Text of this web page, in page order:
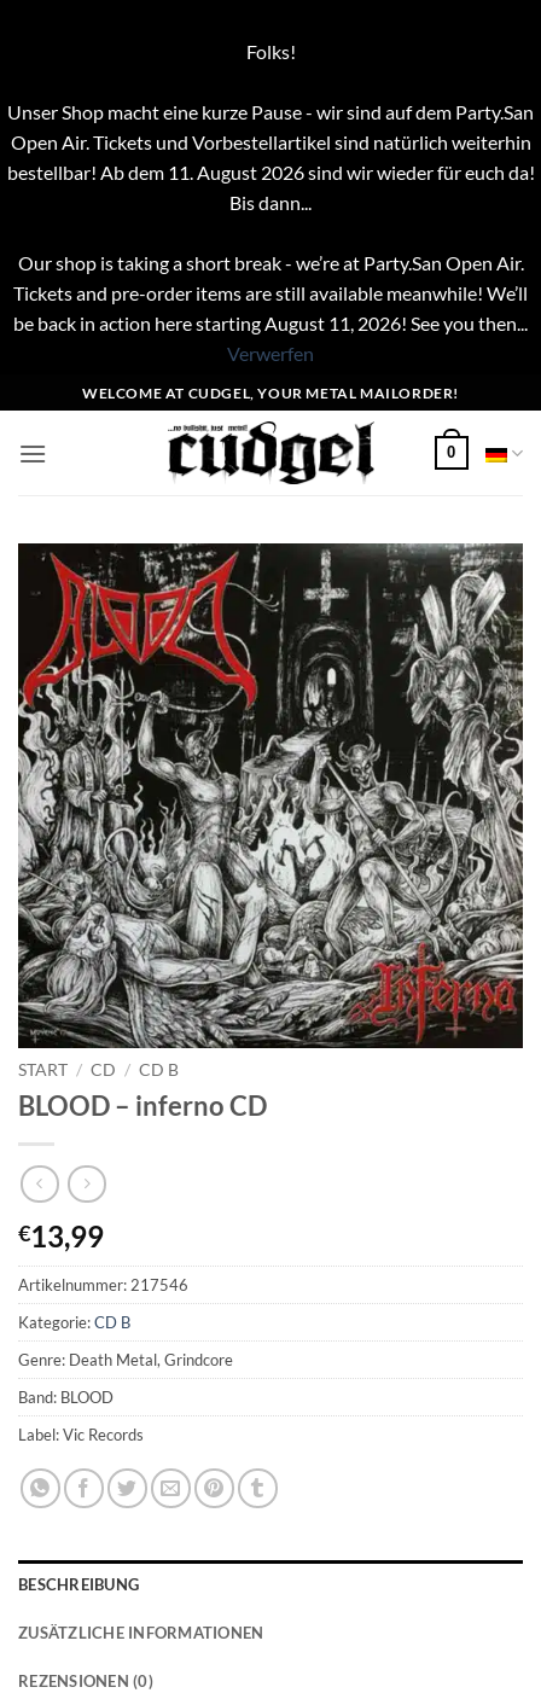
Folks!
Unser Shop macht eine kurze Pause - wir sind auf dem Party.San
Open Air. Tickets und Vorbestellartikel sind natürlich weiterhin
bestellbar! Ab dem 11. August 2026 sind wir wieder für euch da!
Bis dann...
Our shop is taking a short break - we’re at Party.San Open Air.
Tickets and pre-order items are still available meanwhile! We’ll
be back in action here starting August 11, 2026! See you then...
Verwerfen
Inhalt
springen
WELCOME AT CUDGEL, YOUR METAL MAILORDER!
0
START / CD / CD B
BLOOD – inferno CD
€13,99
Artikelnummer:217546
Kategorie:CD B
Genre: Death Metal, Grindcore
Band: BLOOD
Label: Vic Records
BESCHREIBUNG
ZUSÄTZLICHE INFORMATIONEN
REZENSIONEN (0)